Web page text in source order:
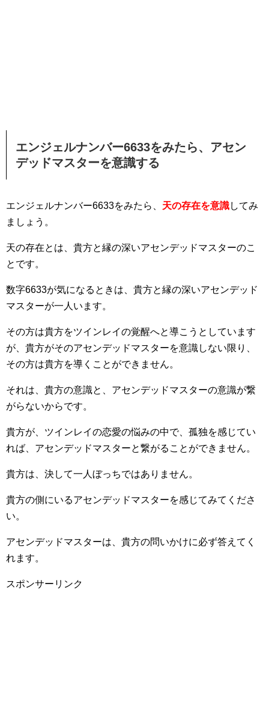
エンジェルナンバー6633をみたら、アセン
デッドマスターを意識する
エンジェルナンバー6633をみたら、 天の存在を意識してみ
ましょう。
天の存在とは、貴方と縁の深いアセンデッドマスターのこ
とです。
数字6633が気になるときは、貴方と縁の深いアセンデッド
マスターが一人います。
その方は貴方をツインレイの覚醒へと導こうとしています
が、貴方がそのアセンデッドマスターを意識しない限り、
その方は貴方を導くことができません。
それは、貴方の意識と、アセンデッドマスターの意識が繋
がらないからです。
貴方が、ツインレイの恋愛の悩みの中で、孤独を感じてい
れば、アセンデッドマスターと繋がることができません。
貴方は、決して一人ぼっちではありません。
貴方の側にいるアセンデッドマスターを感じてみてくださ
い。
アセンデッドマスターは、貴方の問いかけに必ず答えてく
れます。
スポンサーリンク